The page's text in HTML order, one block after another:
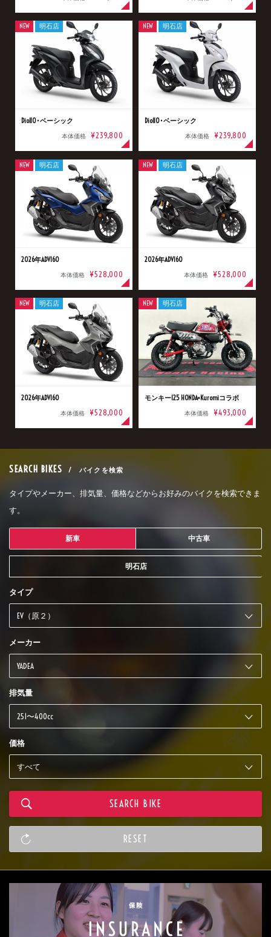
Dio110･ベーシック
本体価格 ¥239,800
NEW 明石店
Dio110･ベーシック
本体価格 ¥239,800
NEW 明石店
2026年ADV160
本体価格 ¥528,000
NEW 明石店
2026年ADV160
本体価格 ¥528,000
NEW 明石店
2026年ADV160
本体価格 ¥528,000
NEW 明石店
モンキー125 HONDA×Kuromiコラボ
本体価格 ¥493,000
NEW 明石店
SEARCH BIKES / バイクを検索
タイプやメーカー、排気量、価格などからお好みのバイクを検索できま
す。
新車 中古車
明石店
タイプ
メーカー
排気量
価格